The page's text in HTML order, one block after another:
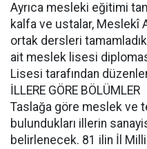
Ayrıca mesleki eğitimi
kalfa ve ustalar, Meslekî
ortak dersleri
ait meslek lisesi
Lisesi tarafından
İLLERE GÖRE BÖLÜMLER
Taslağa göre meslek ve
bulundukları illerin
belirlenecek. 81 ilin İl